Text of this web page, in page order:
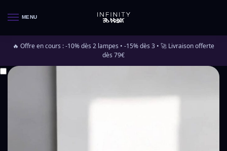
MENU
🔥 Offre en cours : -10% dès 2 lampes • -15% dès 3 • 🚀 Livraison offerte
dès 79€